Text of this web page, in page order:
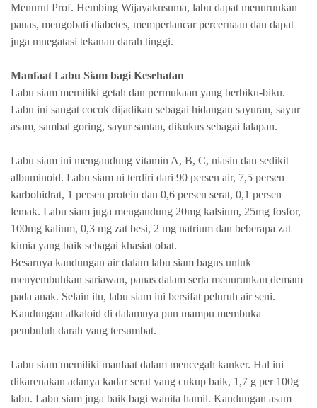
Menurut Prof. Hembing Wijayakusuma, labu dapat menurunkan
panas, mengobati diabetes, memperlancar percernaan dan dapat
juga mnegatasi tekanan darah tinggi.
Manfaat Labu Siam bagi Kesehatan
Labu siam memiliki getah dan permukaan yang berbiku-biku.
Labu ini sangat cocok dijadikan sebagai hidangan sayuran, sayur
asam, sambal goring, sayur santan, dikukus sebagai lalapan.
Labu siam ini mengandung vitamin A, B, C, niasin dan sedikit
albuminoid. Labu siam ni terdiri dari 90 persen air, 7,5 persen
karbohidrat, 1 persen protein dan 0,6 persen serat, 0,1 persen
lemak. Labu siam juga mengandung 20mg kalsium, 25mg fosfor,
100mg kalium, 0,3 mg zat besi, 2 mg natrium dan beberapa zat
kimia yang baik sebagai khasiat obat.
Besarnya kandungan air dalam labu siam bagus untuk
menyembuhkan sariawan, panas dalam serta menurunkan demam
pada anak. Selain itu, labu siam ini bersifat peluruh air seni.
Kandungan alkaloid di dalamnya pun mampu membuka
pembuluh darah yang tersumbat.
Labu siam memiliki manfaat dalam mencegah kanker. Hal ini
dikarenakan adanya kadar serat yang cukup baik, 1,7 g per 100g
labu. Labu siam juga baik bagi wanita hamil. Kandungan asam